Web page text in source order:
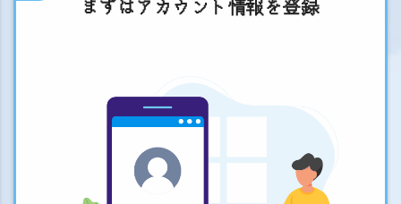
まずはアカウント情報を登録